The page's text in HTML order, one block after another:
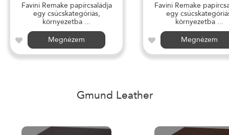
Favini Remake papírcsaládja
egy csúcskategóriás,
környezetba ...
Megnézem
Favini Remake
egy
környezetba ...
Megnézem
Gmund Leather